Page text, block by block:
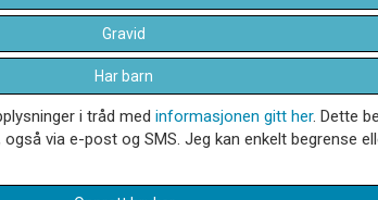
Gravid
Har barn
i tråd med informasjonen gitt her. Dette
via e-post og SMS. Jeg kan enkelt begrense